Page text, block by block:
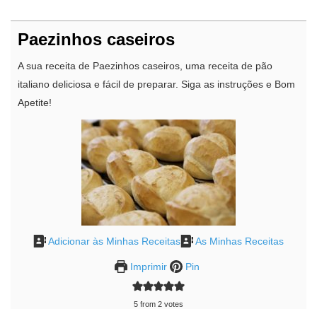
Paezinhos caseiros
A sua receita de Paezinhos caseiros, uma receita de pão
italiano deliciosa e fácil de preparar. Siga as instruções e Bom
Apetite!
Adicionar às Minhas Receitas As Minhas Receitas
Imprimir Pin
5 from 2 votes